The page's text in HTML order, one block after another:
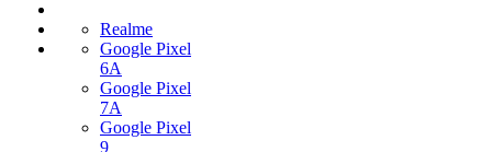
Realme
Google Pixel
6A
Google Pixel
7А
Google Pixel
9